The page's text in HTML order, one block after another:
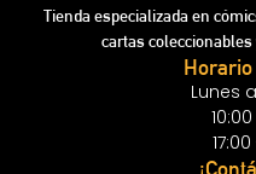
Tienda especializada en
cartas
Horario
Lunes